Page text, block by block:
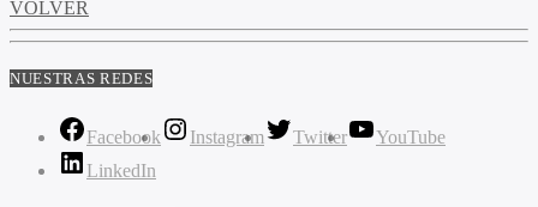
VOLVER
NUESTRAS REDES
Facebook Instagram Twitter
YouTube
LinkedIn